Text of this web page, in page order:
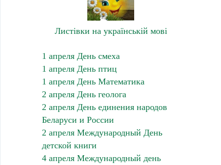
Листівки на українській мові
1 апреля День смеха
1 апреля День птиц
1 апреля День Математика
2 апреля День геолога
2 апреля День единения народов
Беларуси и России
2 апреля Международный День
детской книги
4 апреля Международный день